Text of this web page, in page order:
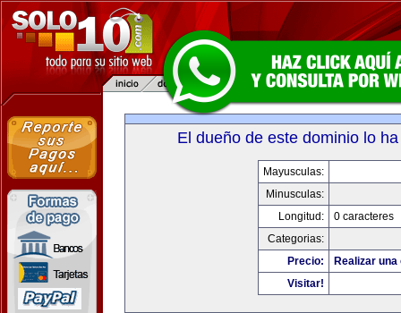
El dueño de este dominio lo
Mayusculas:
Minusculas:
Longitud:
0 caracteres
Categorias:
Precio:
Realizar
Visitar!